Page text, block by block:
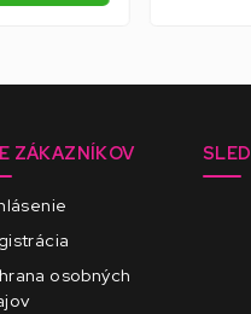
ZÁKAZNÍKOV
osobných